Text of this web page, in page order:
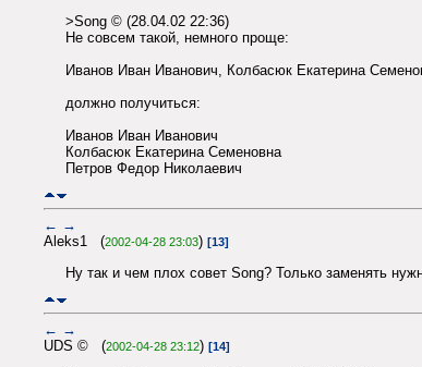
>Song © (28.04.02 22:36)
Не совсем такой, немного проще:
Иванов Иван Иванович, Колбасюк Екатерина
должно получиться:
Иванов Иван Иванович
Колбасюк Екатерина Семеновна
Петров Федор Николаевич
← →
Aleks1 (2002-04-28 23:03) [13]
Ну так и чем плох совет Song? Только заменять
← →
UDS © (2002-04-28 23:12) [14]